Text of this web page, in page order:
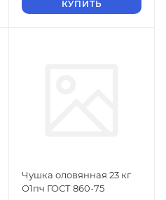
КУПИТЬ
Чушка оловянная 23 кг
О1пч ГОСТ 860-75